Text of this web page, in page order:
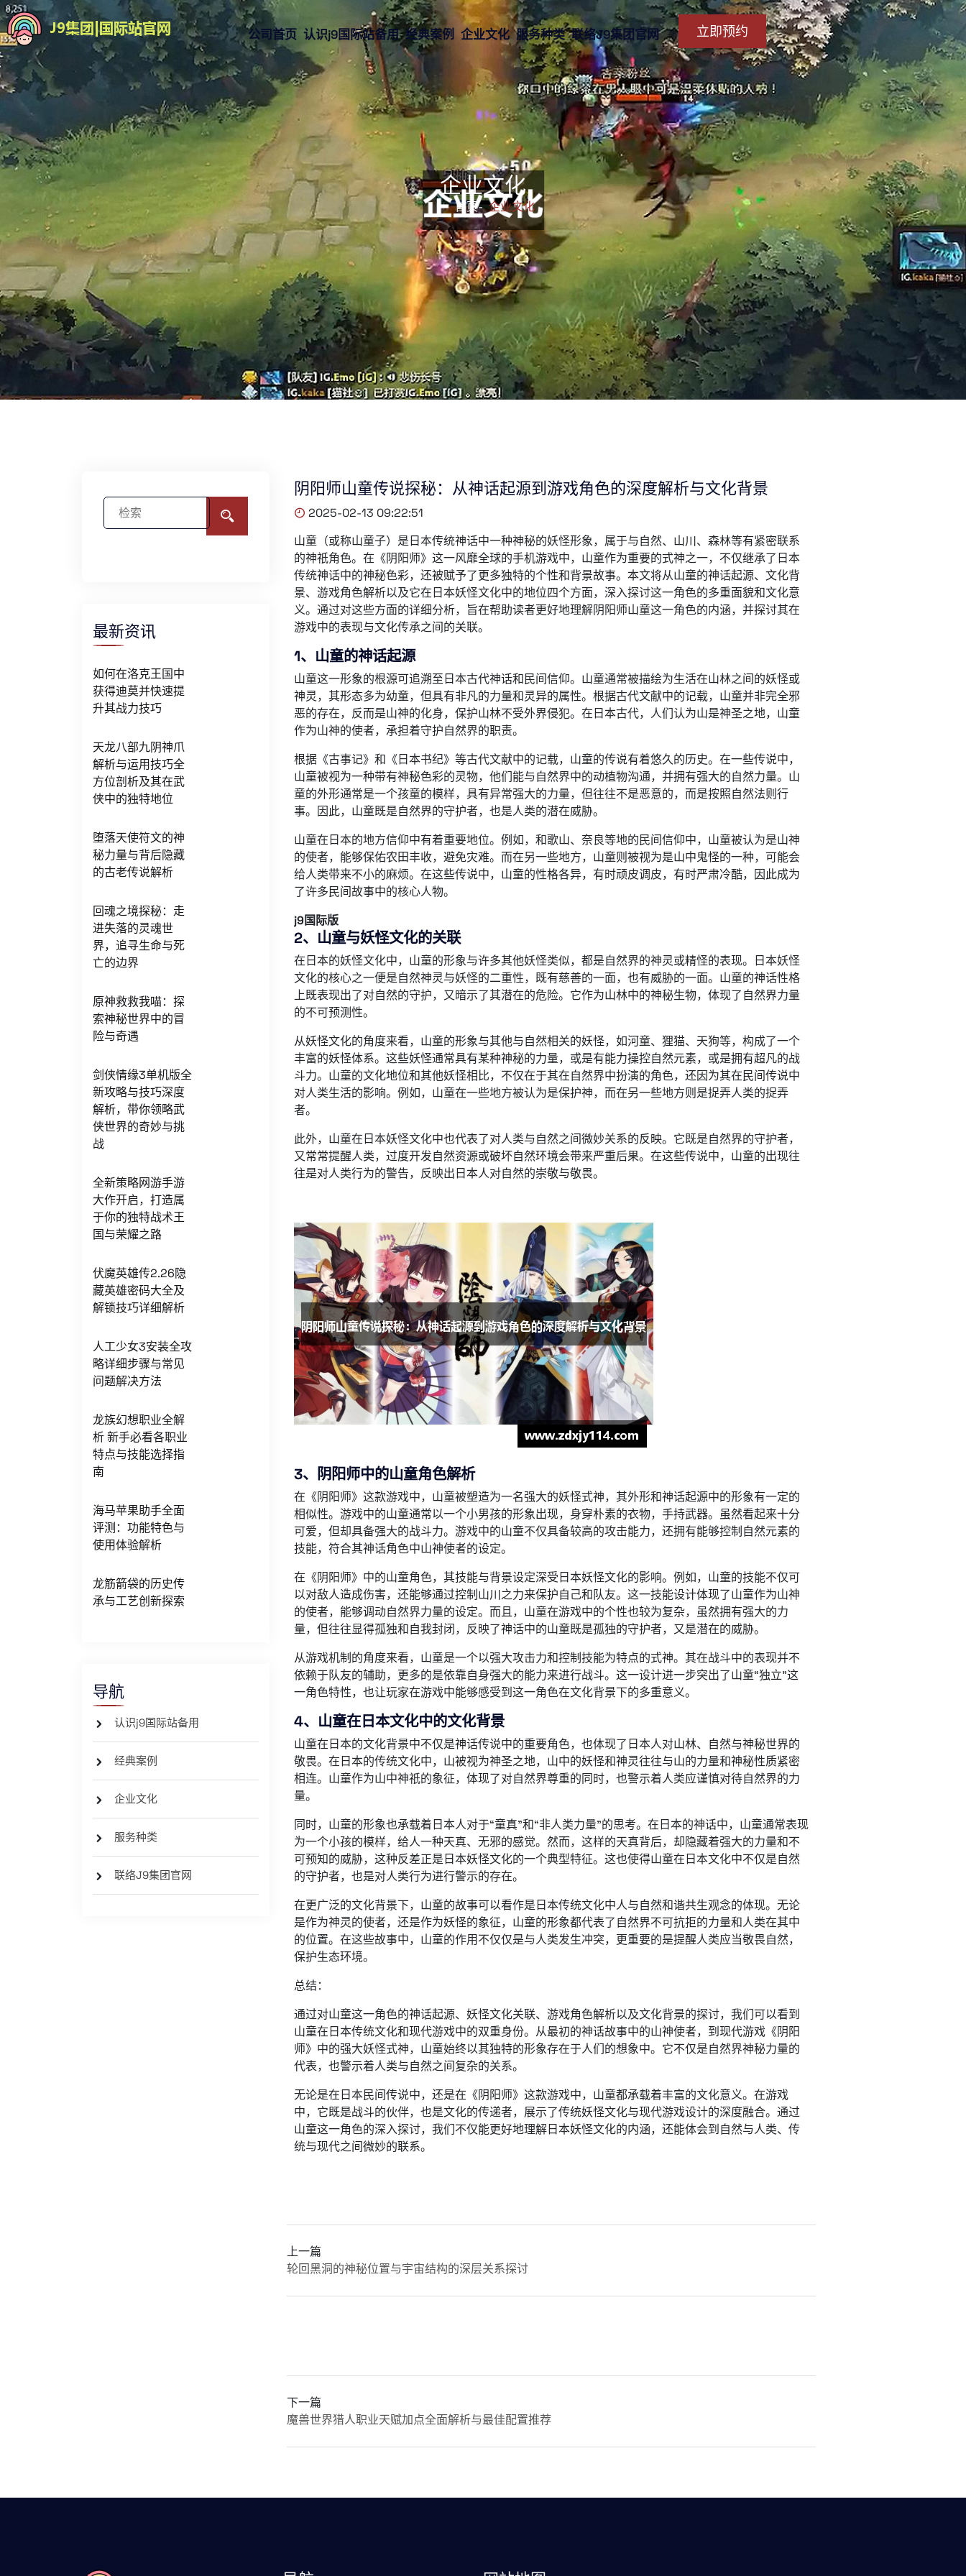
公司首页 认识j9国际站备用 经典案例 企业文化 服务种类 联络J9集团官网 立即预约
企业文化
首页- 企业文化
最新资讯
如何在洛克王国中
获得迪莫并快速提
升其战力技巧
天龙八部九阴神爪
解析与运用技巧全
方位剖析及其在武
侠中的独特地位
堕落天使符文的神
秘力量与背后隐藏
的古老传说解析
回魂之境探秘：走
进失落的灵魂世
界，追寻生命与死
亡的边界
原神救救我喵：探
索神秘世界中的冒
险与奇遇
剑侠情缘3单机版全
新攻略与技巧深度
解析，带你领略武
侠世界的奇妙与挑
战
全新策略网游手游
大作开启，打造属
于你的独特战术王
国与荣耀之路
伏魔英雄传2.26隐
藏英雄密码大全及
解锁技巧详细解析
人工少女3安装全攻
略详细步骤与常见
问题解决方法
龙族幻想职业全解
析 新手必看各职业
特点与技能选择指
南
海马苹果助手全面
评测：功能特色与
使用体验解析
龙筋箭袋的历史传
承与工艺创新探索
导航
认识j9国际站备用
经典案例
企业文化
服务种类
联络J9集团官网
阴阳师山童传说探秘：从神话起源到游戏角色的深度解析与文化背景
2025-02-13 09:22:51
山童（或称山童子）是日本传统神话中一种神秘的妖怪形象，属于与自然、山川、森林等有紧密联系
的神祇角色。在《阴阳师》这一风靡全球的手机游戏中，山童作为重要的式神之一，不仅继承了日本
传统神话中的神秘色彩，还被赋予了更多独特的个性和背景故事。本文将从山童的神话起源、文化背
景、游戏角色解析以及它在日本妖怪文化中的地位四个方面，深入探讨这一角色的多重面貌和文化意
义。通过对这些方面的详细分析，旨在帮助读者更好地理解阴阳师山童这一角色的内涵，并探讨其在
游戏中的表现与文化传承之间的关联。
1、山童的神话起源
山童这一形象的根源可追溯至日本古代神话和民间信仰。山童通常被描绘为生活在山林之间的妖怪或
神灵，其形态多为幼童，但具有非凡的力量和灵异的属性。根据古代文献中的记载，山童并非完全邪
恶的存在，反而是山神的化身，保护山林不受外界侵犯。在日本古代，人们认为山是神圣之地，山童
作为山神的使者，承担着守护自然界的职责。
根据《古事记》和《日本书纪》等古代文献中的记载，山童的传说有着悠久的历史。在一些传说中，
山童被视为一种带有神秘色彩的灵物，他们能与自然界中的动植物沟通，并拥有强大的自然力量。山
童的外形通常是一个孩童的模样，具有异常强大的力量，但往往不是恶意的，而是按照自然法则行
事。因此，山童既是自然界的守护者，也是人类的潜在威胁。
山童在日本的地方信仰中有着重要地位。例如，和歌山、奈良等地的民间信仰中，山童被认为是山神
的使者，能够保佑农田丰收，避免灾难。而在另一些地方，山童则被视为是山中鬼怪的一种，可能会
给人类带来不小的麻烦。在这些传说中，山童的性格各异，有时顽皮调皮，有时严肃冷酷，因此成为
了许多民间故事中的核心人物。
j9国际版
2、山童与妖怪文化的关联
在日本的妖怪文化中，山童的形象与许多其他妖怪类似，都是自然界的神灵或精怪的表现。日本妖怪
文化的核心之一便是自然神灵与妖怪的二重性，既有慈善的一面，也有威胁的一面。山童的神话性格
上既表现出了对自然的守护，又暗示了其潜在的危险。它作为山林中的神秘生物，体现了自然界力量
的不可预测性。
从妖怪文化的角度来看，山童的形象与其他与自然相关的妖怪，如河童、狸猫、天狗等，构成了一个
丰富的妖怪体系。这些妖怪通常具有某种神秘的力量，或是有能力操控自然元素，或是拥有超凡的战
斗力。山童的文化地位和其他妖怪相比，不仅在于其在自然界中扮演的角色，还因为其在民间传说中
对人类生活的影响。例如，山童在一些地方被认为是保护神，而在另一些地方则是捉弄人类的捉弄
者。
此外，山童在日本妖怪文化中也代表了对人类与自然之间微妙关系的反映。它既是自然界的守护者，
又常常提醒人类，过度开发自然资源或破坏自然环境会带来严重后果。在这些传说中，山童的出现往
往是对人类行为的警告，反映出日本人对自然的崇敬与敬畏。
3、阴阳师中的山童角色解析
在《阴阳师》这款游戏中，山童被塑造为一名强大的妖怪式神，其外形和神话起源中的形象有一定的
相似性。游戏中的山童通常以一个小男孩的形象出现，身穿朴素的衣物，手持武器。虽然看起来十分
可爱，但却具备强大的战斗力。游戏中的山童不仅具备较高的攻击能力，还拥有能够控制自然元素的
技能，符合其神话角色中山神使者的设定。
在《阴阳师》中的山童角色，其技能与背景设定深受日本妖怪文化的影响。例如，山童的技能不仅可
以对敌人造成伤害，还能够通过控制山川之力来保护自己和队友。这一技能设计体现了山童作为山神
的使者，能够调动自然界力量的设定。而且，山童在游戏中的个性也较为复杂，虽然拥有强大的力
量，但往往显得孤独和自我封闭，反映了神话中的山童既是孤独的守护者，又是潜在的威胁。
从游戏机制的角度来看，山童是一个以强大攻击力和控制技能为特点的式神。其在战斗中的表现并不
依赖于队友的辅助，更多的是依靠自身强大的能力来进行战斗。这一设计进一步突出了山童“独立”这
一角色特性，也让玩家在游戏中能够感受到这一角色在文化背景下的多重意义。
4、山童在日本文化中的文化背景
山童在日本的文化背景中不仅是神话传说中的重要角色，也体现了日本人对山林、自然与神秘世界的
敬畏。在日本的传统文化中，山被视为神圣之地，山中的妖怪和神灵往往与山的力量和神秘性质紧密
相连。山童作为山中神祇的象征，体现了对自然界尊重的同时，也警示着人类应谨慎对待自然界的力
量。
同时，山童的形象也承载着日本人对于“童真”和“非人类力量”的思考。在日本的神话中，山童通常表现
为一个小孩的模样，给人一种天真、无邪的感觉。然而，这样的天真背后，却隐藏着强大的力量和不
可预知的威胁，这种反差正是日本妖怪文化的一个典型特征。这也使得山童在日本文化中不仅是自然
的守护者，也是对人类行为进行警示的存在。
在更广泛的文化背景下，山童的故事可以看作是日本传统文化中人与自然和谐共生观念的体现。无论
是作为神灵的使者，还是作为妖怪的象征，山童的形象都代表了自然界不可抗拒的力量和人类在其中
的位置。在这些故事中，山童的作用不仅仅是与人类发生冲突，更重要的是提醒人类应当敬畏自然，
保护生态环境。
总结：
通过对山童这一角色的神话起源、妖怪文化关联、游戏角色解析以及文化背景的探讨，我们可以看到
山童在日本传统文化和现代游戏中的双重身份。从最初的神话故事中的山神使者，到现代游戏《阴阳
师》中的强大妖怪式神，山童始终以其独特的形象存在于人们的想象中。它不仅是自然界神秘力量的
代表，也警示着人类与自然之间复杂的关系。
无论是在日本民间传说中，还是在《阴阳师》这款游戏中，山童都承载着丰富的文化意义。在游戏
中，它既是战斗的伙伴，也是文化的传递者，展示了传统妖怪文化与现代游戏设计的深度融合。通过
山童这一角色的深入探讨，我们不仅能更好地理解日本妖怪文化的内涵，还能体会到自然与人类、传
统与现代之间微妙的联系。
上一篇
轮回黑洞的神秘位置与宇宙结构的深层关系探讨
下一篇
魔兽世界猎人职业天赋加点全面解析与最佳配置推荐